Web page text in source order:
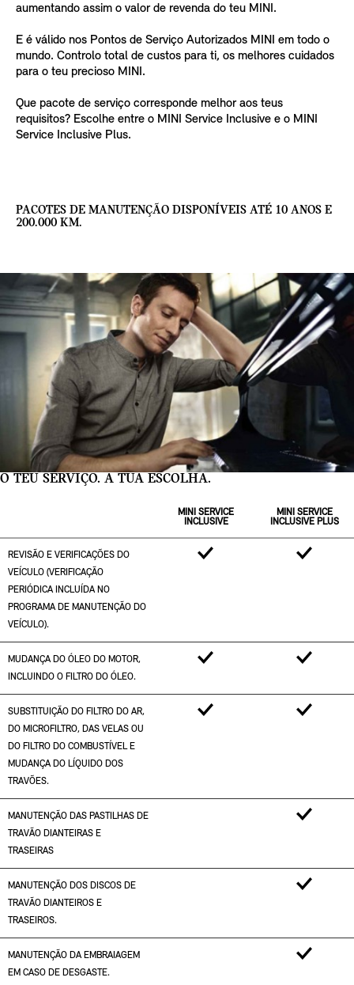
aumentando assim o valor de revenda do teu MINI.
E é válido nos Pontos de Serviço Autorizados MINI em todo o
mundo. Controlo total de custos para ti, os melhores cuidados
para o teu precioso MINI.
Que pacote de serviço corresponde melhor aos teus
requisitos? Escolhe entre o MINI Service Inclusive e o MINI
Service Inclusive Plus.
PACOTES DE MANUTENÇÃO DISPONÍVEIS ATÉ 10 ANOS E
200.000 KM.
O TEU SERVIÇO. A TUA ESCOLHA.
MINI SERVICE
INCLUSIVE
MINI SERVICE
INCLUSIVE PLUS
REVISÃO E VERIFICAÇÕES DO
VEÍCULO (VERIFICAÇÃO
PERIÓDICA INCLUÍDA NO
PROGRAMA DE MANUTENÇÃO DO
VEÍCULO).
MUDANÇA DO ÓLEO DO MOTOR,
INCLUINDO O FILTRO DO ÓLEO.
SUBSTITUIÇÃO DO FILTRO DO AR,
DO MICROFILTRO, DAS VELAS OU
DO FILTRO DO COMBUSTÍVEL E
MUDANÇA DO LÍQUIDO DOS
TRAVÕES.
MANUTENÇÃO DAS PASTILHAS DE
TRAVÃO DIANTEIRAS E
TRASEIRAS
MANUTENÇÃO DOS DISCOS DE
TRAVÃO DIANTEIROS E
TRASEIROS.
MANUTENÇÃO DA EMBRAIAGEM
EM CASO DE DESGASTE.